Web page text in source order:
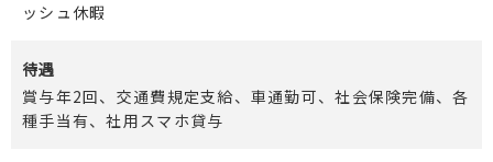
ッシュ休暇
待遇
賞与年2回、交通費規定支給、車通勤可、社会保険完備、各
種手当有、社用スマホ貸与